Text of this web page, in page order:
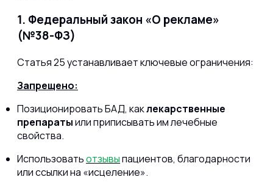
1. Федеральный закон «О рекламе»
(№38-ФЗ)
Статья 25 устанавливает ключевые ограничения:
Запрещено:
Позиционировать БАД, каклекарственные
препаратыили приписывать им лечебные
свойства.
Использоватьотзывыпациентов, благодарности
или ссылки на «исцеление».